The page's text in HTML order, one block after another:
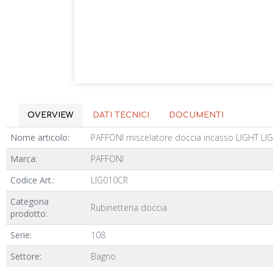
OVERVIEW DATI TECNICI DOCUMENTI
Nome articolo:
PAFFONI miscelatore doccia incasso LIGHT
Marca:
PAFFONI
Codice Art.:
LIG010CR
Categoria
prodotto:
Rubinetteria doccia
Serie:
108
Settore:
Bagno